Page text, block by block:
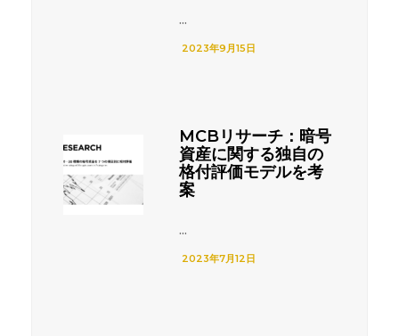
...
2023年9月15日
MCBリサーチ：暗号
資産に関する独自の
格付評価モデルを考
案
...
2023年7月12日